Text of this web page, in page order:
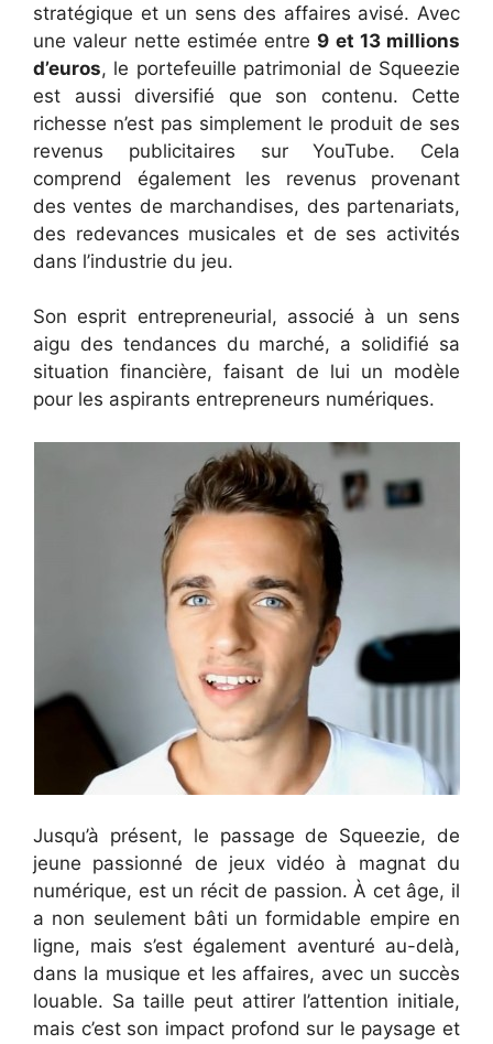
stratégique et un sens des affaires avisé. Avec
une valeur nette estimée entre 9 et 13 millions
d’euros, le portefeuille patrimonial de Squeezie
est aussi diversifié que son contenu. Cette
richesse n’est pas simplement le produit de ses
revenus publicitaires sur YouTube. Cela
comprend également les revenus provenant
des ventes de marchandises, des partenariats,
des redevances musicales et de ses activités
dans l’industrie du jeu.
Son esprit entrepreneurial, associé à un sens
aigu des tendances du marché, a solidifié sa
situation financière, faisant de lui un modèle
pour les aspirants entrepreneurs numériques.
Jusqu’à présent, le passage de Squeezie, de
jeune passionné de jeux vidéo à magnat du
numérique, est un récit de passion. À cet âge, il
a non seulement bâti un formidable empire en
ligne, mais s’est également aventuré au-delà,
dans la musique et les affaires, avec un succès
louable. Sa taille peut attirer l’attention initiale,
mais c’est son impact profond sur le paysage et